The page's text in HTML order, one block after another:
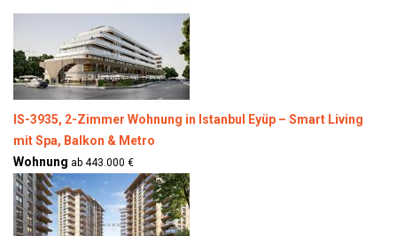
IS-3935, 2-Zimmer Wohnung in Istanbul Eyüp – Smart Living
mit Spa, Balkon & Metro
Wohnung ab 443.000 €